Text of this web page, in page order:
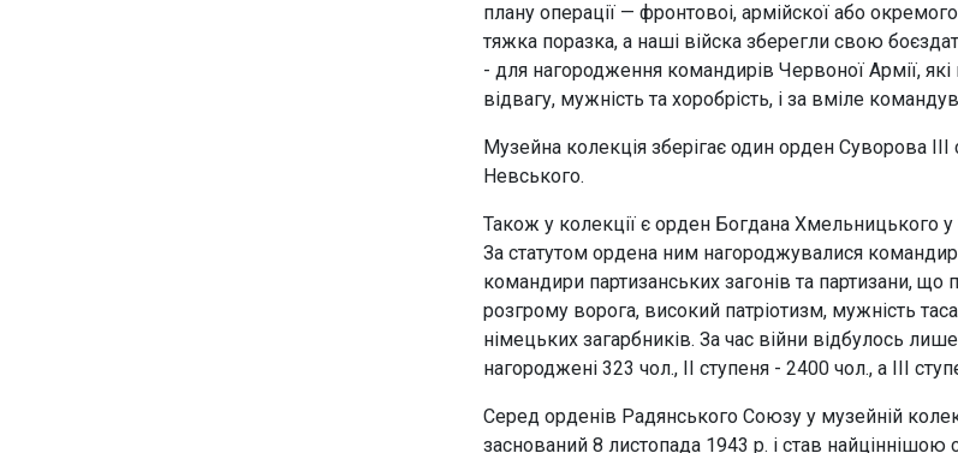
плану операції — фронтовоі, армійскої або
тяжка поразка, а наші війска зберегли свою
- для нагородження командирів Червоної Армії, які
відвагу, мужність та хоробрість, і за вміле
Музейна колекція зберігає один орден Суворова
Невського.
Також у колекції є орден Богдана Хмельницького
За статутом ордена ним нагороджувалися
командири партизанських загонів та партизани, що
розгрому ворога, високий патріотизм, мужність
німецьких загарбників. За час війни відбулось
нагороджені 323 чол., ІІ ступеня - 2400 чол., а ІІІ
Серед орденів Радянського Союзу у музейній
заснований 8 листопада 1943 р. і став